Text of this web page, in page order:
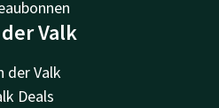
Valk
der Valk
Deals